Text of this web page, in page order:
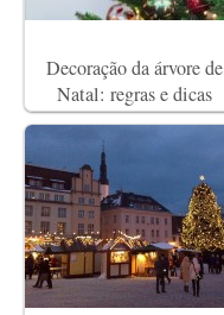
Decoração da árvore de
Natal: regras e dicas